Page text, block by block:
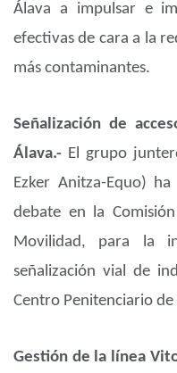
Álava a impulsar e
efectivas de cara a la
más contaminantes.
Señalización de
Álava.- El grupo
Ezker Anitza-Equo)
debate en la
Movilidad, para la
señalización vial de
Centro Penitenciario de
Gestión de la línea